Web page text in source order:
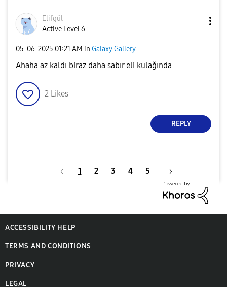
Elifgül
Active Level 6
‎05-06-2025 01:21 AM in Galaxy Gallery
Ahaha az kaldı biraz daha sabır eli kulağında
2 Likes
REPLY
1 2 3 4 5
ACCESSIBILITY HELP
TERMS AND CONDITIONS
PRIVACY
LEGAL